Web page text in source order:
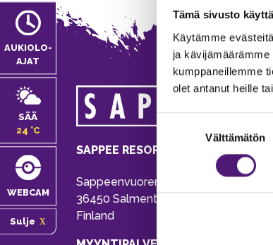
Tämä sivusto
Käytämme
ja
kumppaneillemme
olet antanut heille
Välttämätön
AUKIOLO­
AJAT
SÄÄ
24 °C
WEBCAM
Sulje
SAPPEE RESORT
Sappeenvuorentie 200
36450 Salmentaka, Pälkäne
Finland